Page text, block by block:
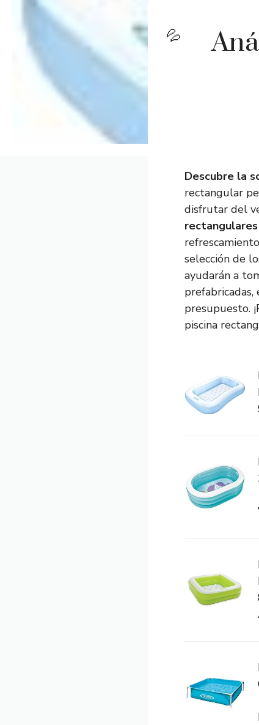
Descubre la
rectangular
disfrutar del
selección de
ayudarán a
presupuesto.
piscina